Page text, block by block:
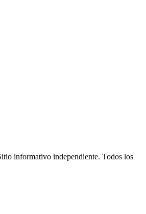
informativo independiente. Todos los